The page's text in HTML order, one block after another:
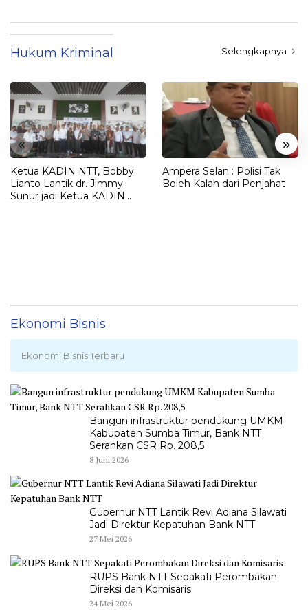
Hukum Kriminal Selengkapnya
« »
Ketua KADIN NTT, Bobby
Lianto Lantik dr. Jimmy
Sunur jadi Ketua KADIN
Ampera Selan : Polisi Tak
Boleh Kalah dari Penjahat
Ekonomi Bisnis
Ekonomi Bisnis Terbaru
Bangun infrastruktur pendukung UMKM
Kabupaten Sumba Timur, Bank NTT
Serahkan CSR Rp. 208,5
8 Juni 2026
Gubernur NTT Lantik Revi Adiana Silawati
Jadi Direktur Kepatuhan Bank NTT
27 Mei 2026
RUPS Bank NTT Sepakati Perombakan
Direksi dan Komisaris
24 Mei 2026